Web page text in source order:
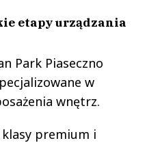
etapy urządzania
Park Piaseczno
w
wnętrz.
premium i